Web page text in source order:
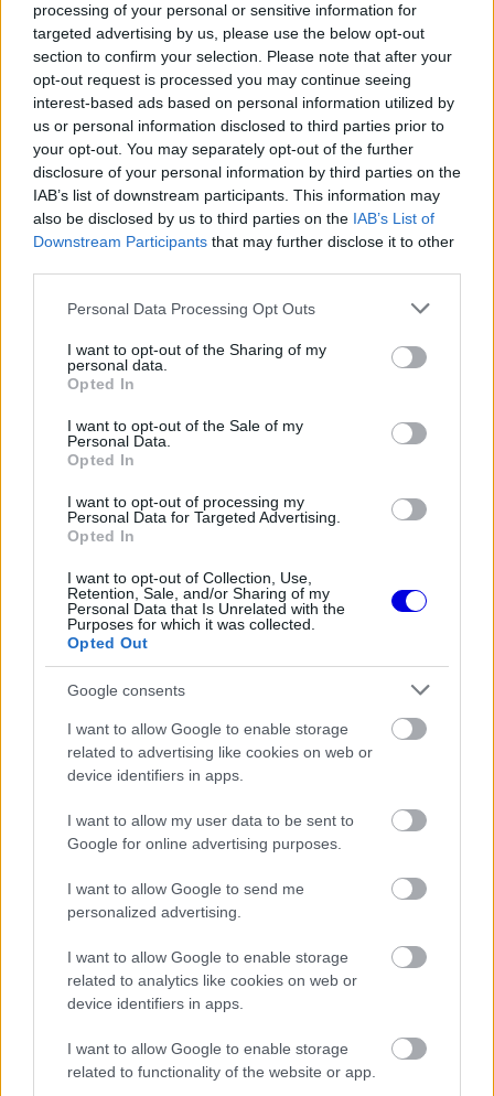
processing of your personal or sensitive information for
targeted advertising by us, please use the below opt-out
section to confirm your selection. Please note that after your
opt-out request is processed you may continue seeing
interest-based ads based on personal information utilized by
us or personal information disclosed to third parties prior to
your opt-out. You may separately opt-out of the further
disclosure of your personal information by third parties on the
IAB’s list of downstream participants. This information may
also be disclosed by us to third parties on the IAB’s List of
Downstream Participants that may further disclose it to other
Please note that this website/app uses one or more Google
not limited to your visit or usage behaviour. You may click to
grant or deny consent to Google and its third-party tags to
use your data for below specified purposes in below Google
consent section.
Personal Data Processing Opt Outs
I want to opt-out of the Sharing of my
personal data.
Opted In
I want to opt-out of the Sale of my
Personal Data.
Opted In
I want to opt-out of processing my
Personal Data for Targeted Advertising.
Opted In
I want to opt-out of Collection, Use,
Retention, Sale, and/or Sharing of my
Personal Data that Is Unrelated with the
Purposes for which it was collected.
Opted Out
Google consents
I want to allow Google to enable storage
related to advertising like cookies on web or
device identifiers in apps.
I want to allow my user data to be sent to
Google for online advertising purposes.
I want to allow Google to send me
personalized advertising.
I want to allow Google to enable storage
related to analytics like cookies on web or
device identifiers in apps.
I want to allow Google to enable storage
related to functionality of the website or app.
EZEKET IS AJÁNLJUK
Súlyos eurómilliókért hallgat a Red
Bull legendás szakembere
FORMA-1
óriási a baj az Aston Martinnál
Itt az FIA bejelentése: Egy